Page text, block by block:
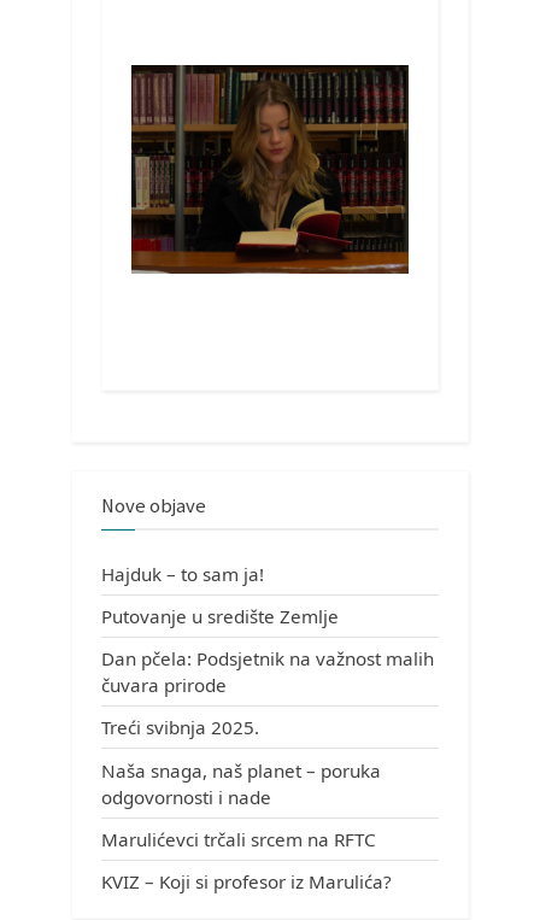
Nove objave
Hajduk – to sam ja!
Putovanje u središte Zemlje
Dan pčela: Podsjetnik na važnost malih
čuvara prirode
Treći svibnja 2025.
Naša snaga, naš planet – poruka
odgovornosti i nade
Marulićevci trčali srcem na RFTC
KVIZ – Koji si profesor iz Marulića?